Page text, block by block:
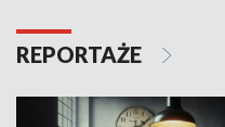
REPORTAŻE